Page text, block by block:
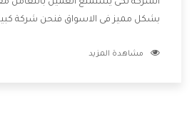
الشركة لكى يستمتع العميل بالتعامل
بشكل مميز فى الاسواق فنحن شركة
والتى تكون منها خدمة الصيانة التى
مشاهدة المزيد